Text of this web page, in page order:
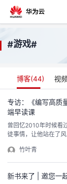
返
回
个
#游戏#
博客(44) 视
专访：《编写高质
端早读课
曾回忆2010年时候看
徒事情，让他站在了
我是曹刘阳，圈里的
域。 你是基于什么情
你觉得哪一段经历对
竹叶青
新书来了 | 邀您一